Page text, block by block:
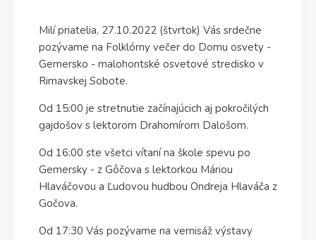
Milí priatelia, 27.10.2022 (štvrtok) Vás srdečne
pozývame na Folklórny večer do Domu osvety -
Gemersko - malohontské osvetové stredisko v
Rimavskej Sobote.
Od 15:00 je stretnutie začínajúcich aj pokročilých
gajdošov s lektorom Drahomírom Dalošom.
Od 16:00 ste všetci vítaní na škole spevu po
Gemersky - z Gôčova s lektorkou Máriou
Hlaváčovou a Ľudovou hudbou Ondreja Hlaváča z
Gočova.
Od 17:30 Vás pozývame na vernisáž výstavy